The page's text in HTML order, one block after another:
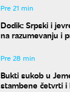
Pre 21 min
Dodik: Srpski i
na razumevanju i
Pre 28 min
Bukti sukob u
stambene četvrti i